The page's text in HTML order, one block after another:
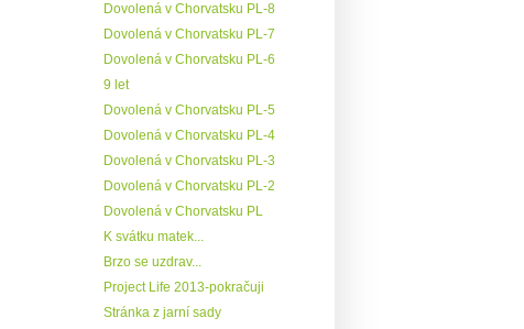
Dovolená v Chorvatsku PL-8
Dovolená v Chorvatsku PL-7
Dovolená v Chorvatsku PL-6
9 let
Dovolená v Chorvatsku PL-5
Dovolená v Chorvatsku PL-4
Dovolená v Chorvatsku PL-3
Dovolená v Chorvatsku PL-2
Dovolená v Chorvatsku PL
K svátku matek...
Brzo se uzdrav...
Project Life 2013-pokračuji
Stránka z jarní sady